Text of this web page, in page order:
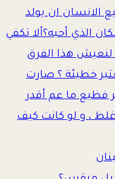
الانسان ان يولد
الذي أحبه؟ألا تكفي
لنعيش هذا الفرق
خطيئة ؟ صارت
فظيع ما عم أقدر
، و لو كانت كيف